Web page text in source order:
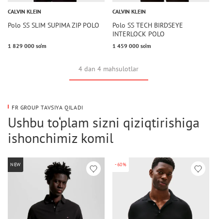
CALVIN KLEIN
Polo SS SLIM SUPIMA ZIP POLO
1 829 000 so‘m
CALVIN KLEIN
Polo SS TECH BIRDSEYE
INTERLOCK POLO
1 459 000 so‘m
4 dan 4 mahsulotlar
FR GROUP TAVSIYA QILADI
Ushbu to‘plam sizni qiziqtirishiga
ishonchimiz komil
NEW -60%